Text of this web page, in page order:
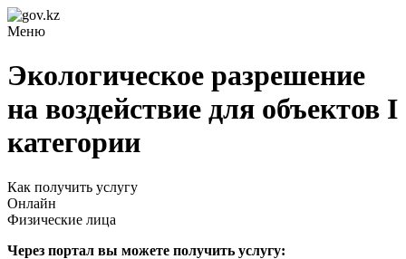
Меню
Экологическое разрешение
на воздействие для объектов I
категории
Как получить услугу
Онлайн
Физические лица
Через портал вы можете получить услугу: